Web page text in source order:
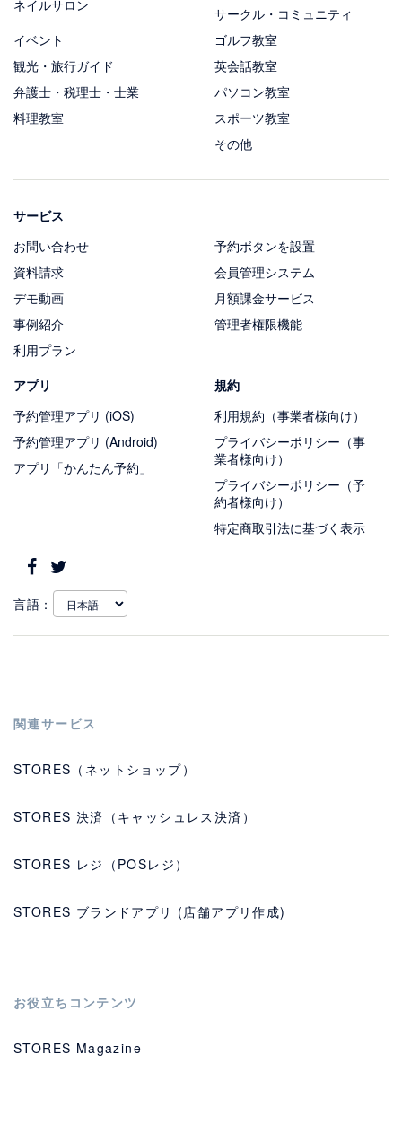
ネイルサロン
サークル・コミュニティ
イベント
観光・旅行ガイド
弁護士・税理士・士業
料理教室
ゴルフ教室
英会話教室
パソコン教室
スポーツ教室
その他
サービス
お問い合わせ
資料請求
デモ動画
事例紹介
利用プラン
予約ボタンを設置
会員管理システム
月額課金サービス
管理者権限機能
アプリ
予約管理アプリ (iOS)
予約管理アプリ (Android)
アプリ「かんたん予約」
規約
利用規約（事業者様向け）
プライバシーポリシー（事
業者様向け）
プライバシーポリシー（予
約者様向け）
特定商取引法に基づく表示
言語：
関連サービス
STORES（ネットショップ）
STORES 決済（キャッシュレス決済）
STORES レジ（POSレジ）
STORES ブランドアプリ (店舗アプリ作成)
お役立ちコンテンツ
STORES Magazine